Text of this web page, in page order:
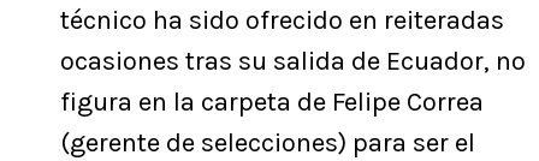
técnico ha sido ofrecido en reiteradas
ocasiones tras su salida de Ecuador, no
figura en la carpeta de Felipe Correa
(gerente de selecciones) para ser el